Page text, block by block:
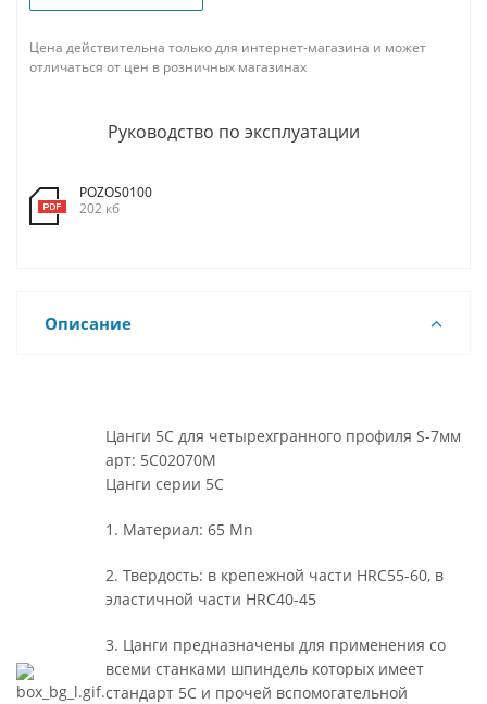
Цена действительна только для интернет-магазина и может
отличаться от цен в розничных магазинах
Руководство по эксплуатации
POZOS0100
202 кб
Описание
Цанги 5С для четырехгранного профиля S-7мм
арт: 5C02070M
Цанги серии 5С
1. Материал: 65 Mn
2. Твердость: в крепежной части HRC55-60, в
эластичной части HRC40-45
3. Цанги предназначены для применения со
всеми станками шпиндель которых имеет
стандарт 5С и прочей вспомогательной